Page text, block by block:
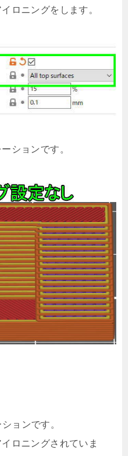
ロニングをします。
ションです。
ョンです。
ロニングされていま